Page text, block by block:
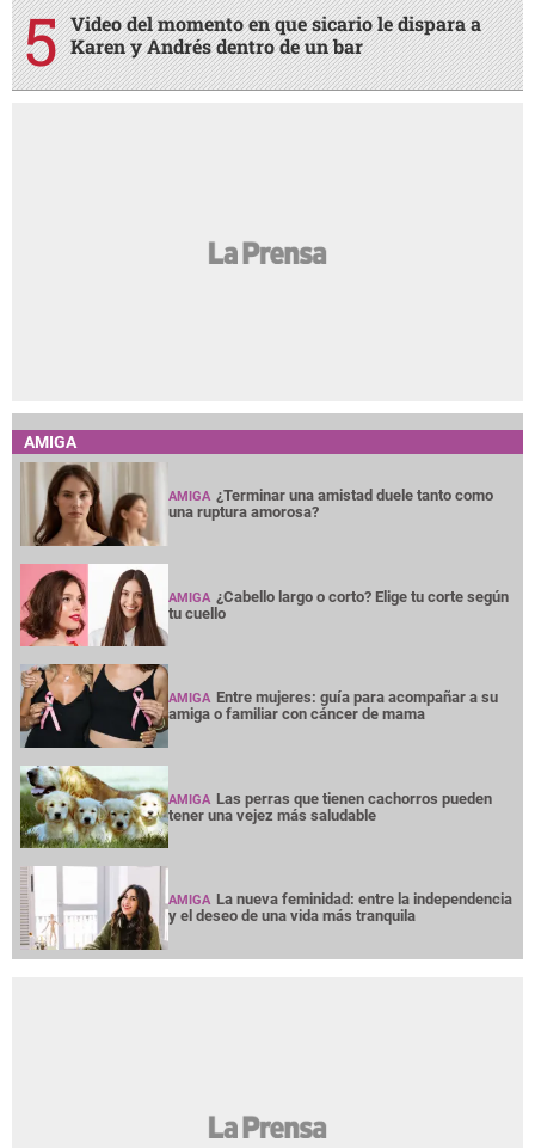
Video del momento en que sicario le dispara a
Karen y Andrés dentro de un bar
AMIGA
AMIGA ¿Terminar una amistad duele tanto como
una ruptura amorosa?
AMIGA ¿Cabello largo o corto? Elige tu corte según
tu cuello
AMIGA Entre mujeres: guía para acompañar a su
amiga o familiar con cáncer de mama
AMIGA Las perras que tienen cachorros pueden
tener una vejez más saludable
AMIGA La nueva feminidad: entre la independencia
y el deseo de una vida más tranquila